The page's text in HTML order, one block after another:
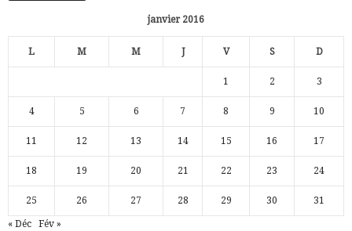
janvier 2016
L M M J V S D
1 2 3
4 5 6 7 8 9 10
11 12 13 14 15 16 17
18 19 20 21 22 23 24
25 26 27 28 29 30 31
« Déc Fév »